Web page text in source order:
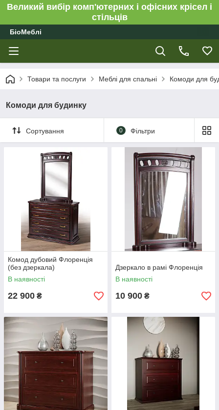
Великий вибір комп'ютерних і офісних крісел і
стільців
БіоМеблі
Товари та послуги Меблі для спальні Комоди для
Комоди для будинку
Сортування 0 Фільтри
Комод дубовий Флоренція
(без дзеркала)
В наявності
22 900 ₴
Дзеркало в рамі Флоренція
В наявності
10 900 ₴